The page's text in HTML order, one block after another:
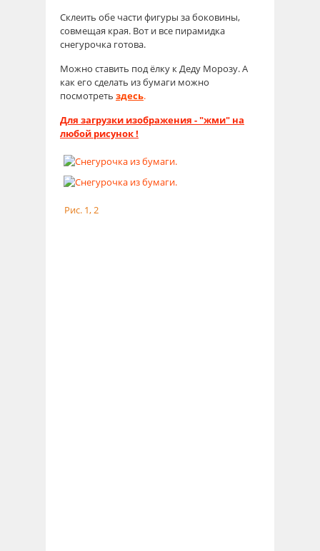
Склеить обе части фигуры за боковины,
совмещая края. Вот и все пирамидка
снегурочка готова.
Можно ставить под ёлку к Деду Морозу. А
как его сделать из бумаги можно
посмотреть здесь.
Для загрузки изображения - "жми" на
любой рисунок !
Рис. 1, 2